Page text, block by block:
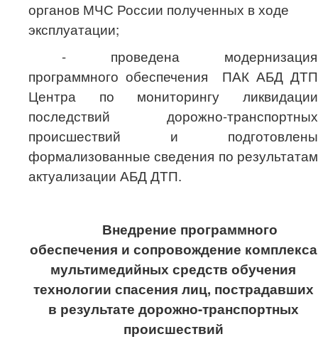
органов МЧС России полученных в ходе
эксплуатации;
- проведена модернизация
программного обеспечения ПАК АБД ДТП
Центра по мониторингу ликвидации
последствий дорожно-транспортных
происшествий и подготовлены
формализованные сведения по результатам
актуализации АБД ДТП.
Внедрение программного
обеспечения и сопровождение комплекса
мультимедийных средств обучения
технологии спасения лиц, пострадавших
в результате дорожно-транспортных
происшествий